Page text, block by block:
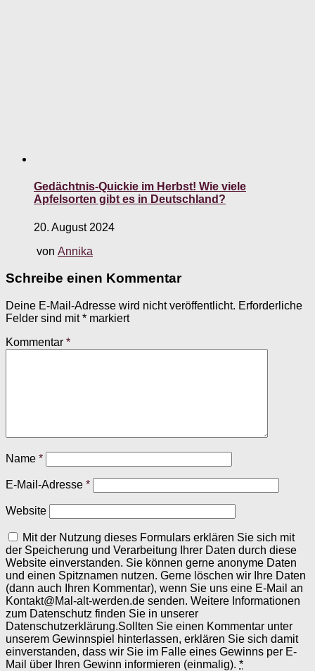
Gedächtnis-Quickie im Herbst! Wie viele
Apfelsorten gibt es in Deutschland?
20. August 2024
von Annika
Schreibe einen Kommentar
Deine E-Mail-Adresse wird nicht veröffentlicht. Erforderliche
Felder sind mit* markiert
Kommentar *
Name *
E-Mail-Adresse *
Website
Mit der Nutzung dieses Formulars erklären Sie sich mit
der Speicherung und Verarbeitung Ihrer Daten durch diese
Website einverstanden. Sie können gerne anonyme Daten
und einen Spitznamen nutzen. Gerne löschen wir Ihre Daten
(dann auch Ihren Kommentar), wenn Sie uns eine E-Mail an
Kontakt@Mal-alt-werden.de senden. Weitere Informationen
zum Datenschutz finden Sie in unserer
Datenschutzerklärung.Sollten Sie einen Kommentar unter
unserem Gewinnspiel hinterlassen, erklären Sie sich damit
einverstanden, dass wir Sie im Falle eines Gewinns per E-
Mail über Ihren Gewinn informieren (einmalig). *